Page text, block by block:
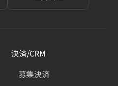
決済/CRM
募集決済